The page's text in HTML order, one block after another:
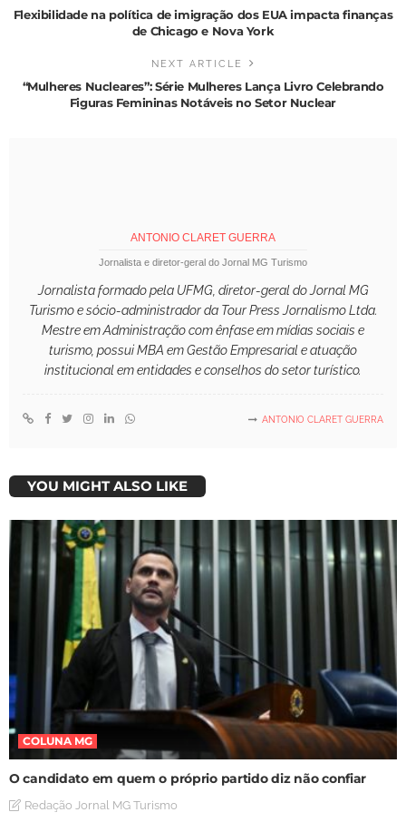
Flexibilidade na política de imigração dos EUA impacta finanças
de Chicago e Nova York
NEXT ARTICLE
“Mulheres Nucleares”: Série Mulheres Lança Livro Celebrando
Figuras Femininas Notáveis no Setor Nuclear
ANTONIO CLARET GUERRA
Jornalista e diretor-geral do Jornal MG Turismo
Jornalista formado pela UFMG, diretor-geral do Jornal MG
Turismo e sócio-administrador da Tour Press Jornalismo Ltda.
Mestre em Administração com ênfase em mídias sociais e
turismo, possui MBA em Gestão Empresarial e atuação
institucional em entidades e conselhos do setor turístico.
ANTONIO CLARET GUERRA
YOU MIGHT ALSO LIKE
COLUNA MG
O candidato em quem o próprio partido diz não confiar
Redação Jornal MG Turismo